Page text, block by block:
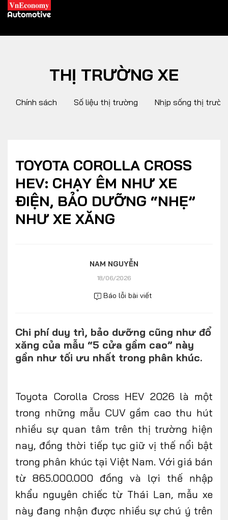
XE XANH
THỊ TRƯỜNG XE
Chính sách
DOANH NGHIỆP
Album ảnh
Video
HÃNG XE MODEL
DÒNG XE
FOLLOW US
THỊ TRƯỜNG XE
Chính sách Số liệu thị trường Nhịp sống thị
TOYOTA COROLLA CROSS
HEV: CHẠY ÊM NHƯ XE
ĐIỆN, BẢO DƯỠNG “NHẸ”
NHƯ XE XĂNG
NAM NGUYỄN
18/06/2026
Báo lỗi bài viết
Chi phí duy trì, bảo dưỡng cũng như đổ
xăng của mẫu “5 cửa gầm cao” này
gần như tối ưu nhất trong phân khúc.
Toyota Corolla Cross HEV 2026 là một
trong những mẫu CUV gầm cao thu hút
nhiều sự quan tâm trên thị trường hiện
nay, đồng thời tiếp tục giữ vị thế nổi bật
trong phân khúc tại Việt Nam. Với giá bán
từ 865.000.000 đồng và lợi thế nhập
khẩu nguyên chiếc từ Thái Lan, mẫu xe
này đang nhận được nhiều sự chú ý trên